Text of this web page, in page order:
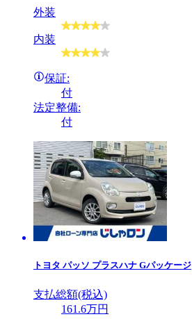
外装
内装
保証:
付
法定整備:
付
トヨタ パッソ プラスハナ Gパッケージ
支払総額(税込)
161 .6万円